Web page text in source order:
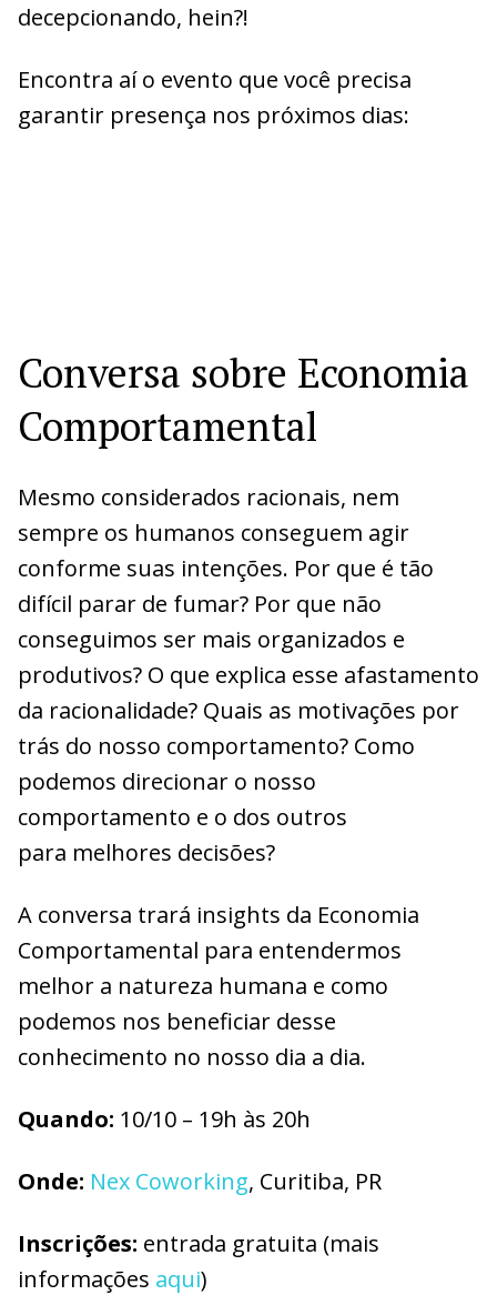
decepcionando, hein?!
Encontra aí o evento que você precisa
garantir presença nos próximos dias:
Conversa sobre Economia
Comportamental
Mesmo considerados racionais, nem
sempre os humanos conseguem agir
conforme suas intenções. Por que é tão
difícil parar de fumar? Por que não
conseguimos ser mais organizados e
produtivos? O que explica esse afastamento
da racionalidade? Quais as motivações por
trás do nosso comportamento? Como
podemos direcionar o nosso
comportamento e o dos outros
para melhores decisões?
A conversa trará insights da Economia
Comportamental para entendermos
melhor a natureza humana e como
podemos nos beneficiar desse
conhecimento no nosso dia a dia.
Quando: 10/10 – 19h às 20h
Onde: Nex Coworking, Curitiba, PR
Inscrições: entrada gratuita (mais
informações aqui)